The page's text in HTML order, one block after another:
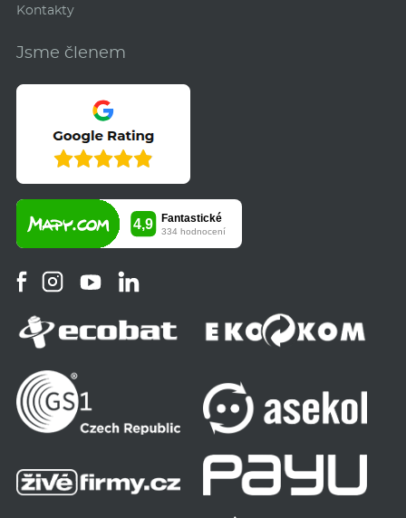
Kontakty
Jsme členem